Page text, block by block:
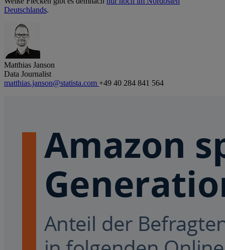
Deutschlands.
Matthias Janson
Data Journalist
matthias.janson@statista.com +49 40 284 841 564